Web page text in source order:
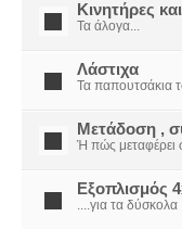
Κινητήρες
Τα άλογα...
Λάστιχα
Τα παπουτσάκια
Μετάδοση ,
Ή πώς μεταφέρει
Εξοπλισμός
....για τα δύσκολα